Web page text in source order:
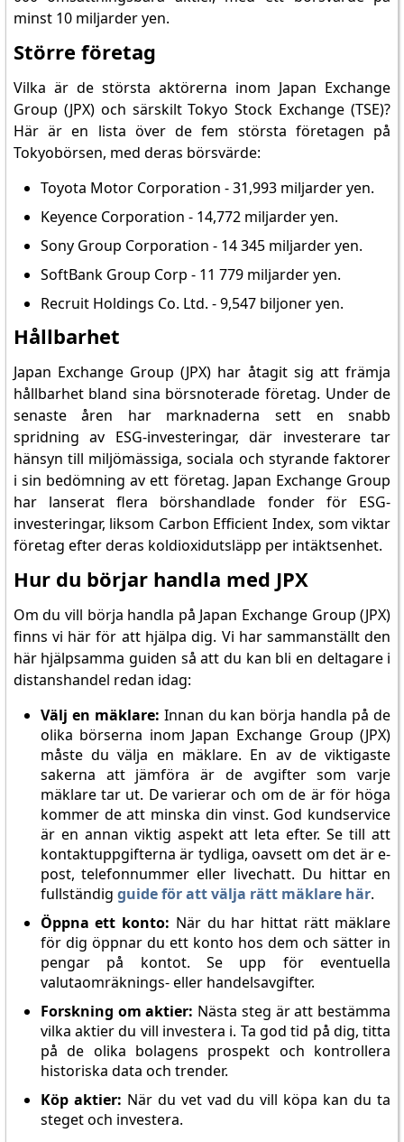
minst 10 miljarder yen.
Större företag
Vilka är de största aktörerna inom Japan Exchange
Group (JPX) och särskilt Tokyo Stock Exchange (TSE)?
Här är en lista över de fem största företagen på
Tokyobörsen, med deras börsvärde:
Toyota Motor Corporation - 31,993 miljarder yen.
Keyence Corporation - 14,772 miljarder yen.
Sony Group Corporation - 14 345 miljarder yen.
SoftBank Group Corp - 11 779 miljarder yen.
Recruit Holdings Co. Ltd. - 9,547 biljoner yen.
Hållbarhet
Japan Exchange Group (JPX) har åtagit sig att främja
hållbarhet bland sina börsnoterade företag. Under de
senaste åren har marknaderna sett en snabb
spridning av ESG-investeringar, där investerare tar
hänsyn till miljömässiga, sociala och styrande faktorer
i sin bedömning av ett företag. Japan Exchange Group
har lanserat flera börshandlade fonder för ESG-
investeringar, liksom Carbon Efficient Index, som viktar
företag efter deras koldioxidutsläpp per intäktsenhet.
Hur du börjar handla med JPX
Om du vill börja handla på Japan Exchange Group (JPX)
finns vi här för att hjälpa dig. Vi har sammanställt den
här hjälpsamma guiden så att du kan bli en deltagare i
distanshandel redan idag:
Välj en mäklare: Innan du kan börja handla på de
olika börserna inom Japan Exchange Group (JPX)
måste du välja en mäklare. En av de viktigaste
sakerna att jämföra är de avgifter som varje
mäklare tar ut. De varierar och om de är för höga
kommer de att minska din vinst. God kundservice
är en annan viktig aspekt att leta efter. Se till att
kontaktuppgifterna är tydliga, oavsett om det är e-
post, telefonnummer eller livechatt. Du hittar en
fullständig guide för att välja rätt mäklare här.
Öppna ett konto: När du har hittat rätt mäklare
för dig öppnar du ett konto hos dem och sätter in
pengar på kontot. Se upp för eventuella
valutaomräknings- eller handelsavgifter.
Forskning om aktier: Nästa steg är att bestämma
vilka aktier du vill investera i. Ta god tid på dig, titta
på de olika bolagens prospekt och kontrollera
historiska data och trender.
Köp aktier: När du vet vad du vill köpa kan du ta
steget och investera.